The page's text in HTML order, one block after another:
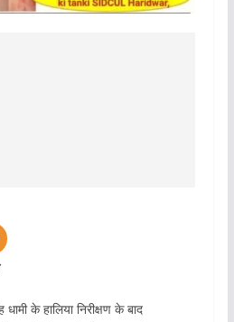
के हालिया निरीक्षण के बाद